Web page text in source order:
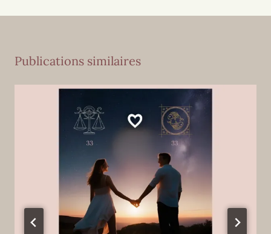
Publications similaires